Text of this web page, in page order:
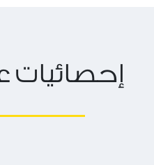
إحصائيات